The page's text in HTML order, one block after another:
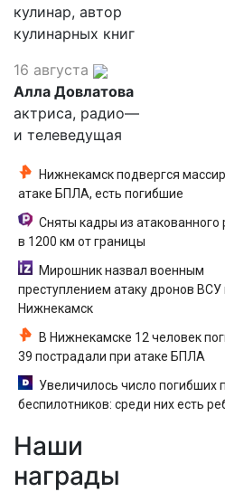
кулинар, автор
кулинарных книг
16 августа
Алла Довлатова
актриса, радио—
и телеведущая
Нижнекамск подвергся
атаке БПЛА, есть погибшие
Сняты кадры из атакованного
в 1200 км от границы
Мирошник назвал военным
преступлением атаку дронов ВСУ
Нижнекамск
В Нижнекамске 12 человек
39 пострадали при атаке БПЛА
Увеличилось число погибших
беспилотников: среди них есть
Наши
награды